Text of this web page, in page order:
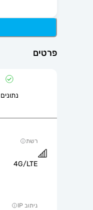
פרטים
נתונים
רשת
4G/LTE
ניתוב IP